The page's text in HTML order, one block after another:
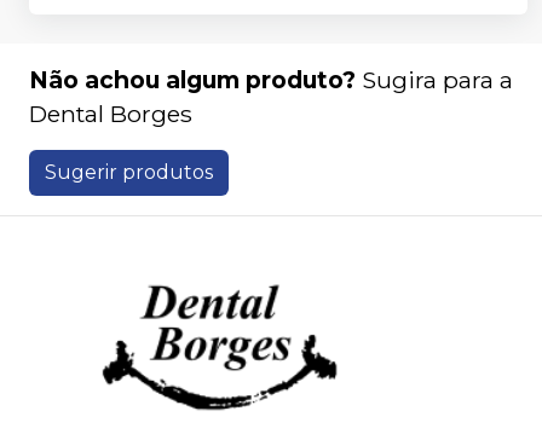
Não achou algum produto? Sugira para a
Dental Borges
Sugerir produtos